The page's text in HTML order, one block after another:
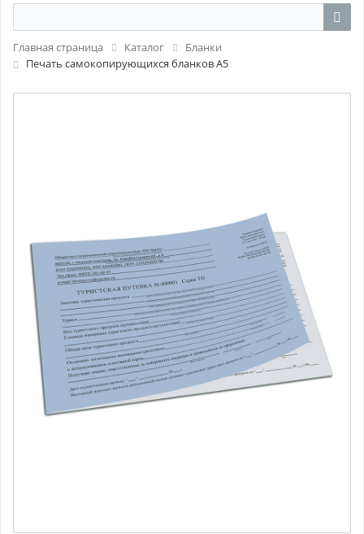
Главная страница Каталог
Бланки
Печать самокопирующихся бланков А5